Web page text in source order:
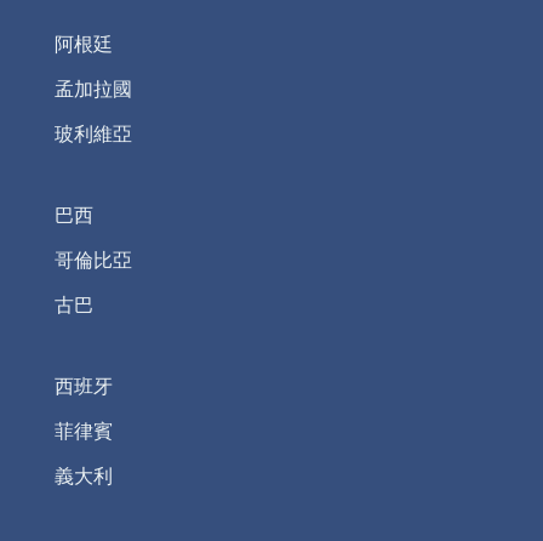
阿根廷
孟加拉國
玻利維亞
巴西
哥倫比亞
古巴
西班牙
菲律賓
義大利